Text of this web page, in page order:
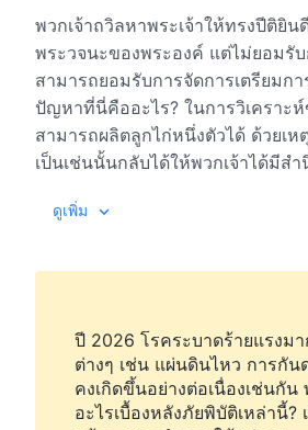
พวกเจ้าถวิลหาพระเจ้าให้ทรงปีติยินดีในตัวเจ้า กระนั้
พระวจนะของพระองค์ แต่ไม่ยอมรั
สามารถยอมรับการจัดการเตรียมการทุ
ปัญหาที่นี่คืออะไร? ในการวิเคราะห์ขั้นสุดท้าย ความเชื่อของพวกเจ้าคือเปลือกไข่ว่างเปล่าชิ้นหนึ่ง เปลือกไข่ซึ่งไม่มีวัน
สามารถผลิตลูกไก่หนึ่งตัวได้ ด้วยเหตุที่ความเชื่อของพวกเจ้าไม่ได้นำความจริงมาสู่พวกเจ้าหรือให้ชีวิตแก่เจ้า แต่แทนที่จะ
เป็นเช่นนั้นกลับได้ให้พวกเจ้าได้มีสำนึกรับรู้อันลวงต
ความเชื่อของพวกเจ้าในพระเจ้าไ
เช่นนี้ได้อย่างไร? กล่าวอีกนัยหนึ่ง ความเชื่อเช่นนี้สามารถทำสิ่งใดให้สำเร็จลุล่วงได้หรือ? จุดประสงค์ของความเชื่อของพวก
พวกเจ้าต่อพระอุปนิสัยของพระเจ้าหรือ? พวกเจ้าเชื่อในการดำรงอยู่ของพระเจ้าบนสวรรค์และปฏิเสธการด
พระเจ้าบนแผ่นดินโลก กระนั้นเรา
และรับใช้พระเจ้าบนแผ่นดินโลกเ
ดูเพิ่ม
ปี 2026 โรคระบาดร้ายแรงม
ต่างๆ เช่น แผ่นดินไหว การกัน
คงเกิดขึ้นอย่างต่อเนื่องเช่นกัน
อะไรเบื้องหลังภัยพิบัติเหล่านี้